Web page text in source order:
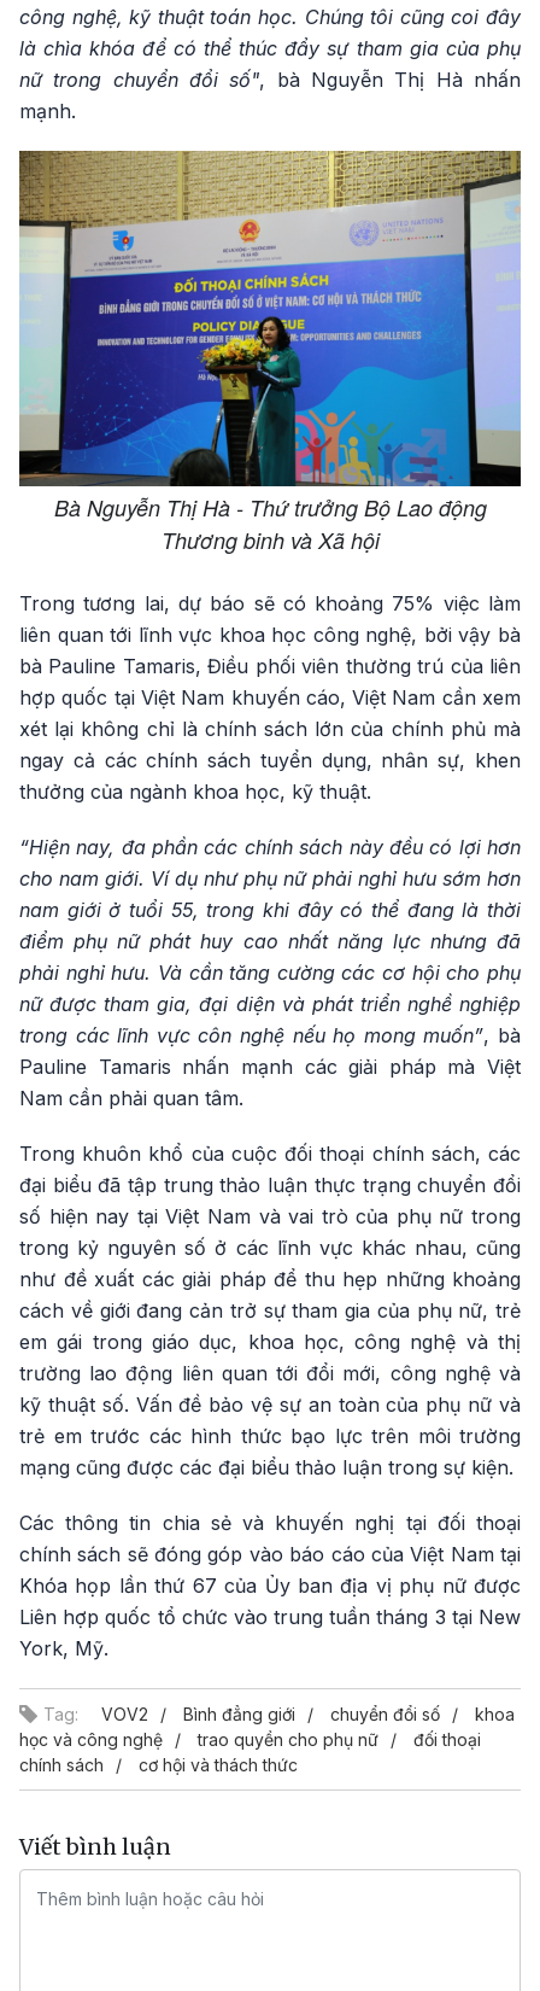
công nghệ, kỹ thuật toán học. Chúng tôi cũng coi đây
là chìa khóa để có thể thúc đẩy sự tham gia của phụ
nữ trong chuyển đổi số", bà Nguyễn Thị Hà nhấn
mạnh.
Bà Nguyễn Thị Hà - Thứ trưởng Bộ Lao động
Thương binh và Xã hội
Trong tương lai, dự báo sẽ có khoảng 75% việc làm
liên quan tới lĩnh vực khoa học công nghệ, bởi vậy bà
bà Pauline Tamaris, Điều phối viên thường trú của liên
hợp quốc tại Việt Nam khuyến cáo, Việt Nam cần xem
xét lại không chỉ là chính sách lớn của chính phủ mà
ngay cả các chính sách tuyển dụng, nhân sự, khen
thưởng của ngành khoa học, kỹ thuật.
“Hiện nay, đa phần các chính sách này đều có lợi hơn
cho nam giới. Ví dụ như phụ nữ phải nghỉ hưu sớm hơn
nam giới ở tuổi 55, trong khi đây có thể đang là thời
điểm phụ nữ phát huy cao nhất năng lực nhưng đã
phải nghỉ hưu. Và cần tăng cường các cơ hội cho phụ
nữ được tham gia, đại diện và phát triển nghề nghiệp
trong các lĩnh vực côn nghệ nếu họ mong muốn”, bà
Pauline Tamaris nhấn mạnh các giải pháp mà Việt
Nam cần phải quan tâm.
Trong khuôn khổ của cuộc đối thoại chính sách, các
đại biểu đã tập trung thảo luận thực trạng chuyển đổi
số hiện nay tại Việt Nam và vai trò của phụ nữ trong
trong kỷ nguyên số ở các lĩnh vực khác nhau, cũng
như đề xuất các giải pháp để thu hẹp những khoảng
cách về giới đang cản trở sự tham gia của phụ nữ, trẻ
em gái trong giáo dục, khoa học, công nghệ và thị
trường lao động liên quan tới đổi mới, công nghệ và
kỹ thuật số. Vấn đề bảo vệ sự an toàn của phụ nữ và
trẻ em trước các hình thức bạo lực trên môi trường
mạng cũng được các đại biểu thảo luận trong sự kiện.
Các thông tin chia sẻ và khuyến nghị tại đối thoại
chính sách sẽ đóng góp vào báo cáo của Việt Nam tại
Khóa họp lần thứ 67 của Ủy ban địa vị phụ nữ được
Liên hợp quốc tổ chức vào trung tuần tháng 3 tại New
York, Mỹ.
Tag: VOV2 Bình đẳng giới chuyển đổi số
khoa
học và công nghệ
trao quyền cho phụ nữ
đối thoại
chính sách
cơ hội và thách thức
Viết bình luận